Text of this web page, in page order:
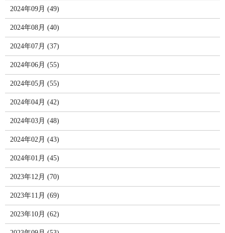
2024年09月 (49)
2024年08月 (40)
2024年07月 (37)
2024年06月 (55)
2024年05月 (55)
2024年04月 (42)
2024年03月 (48)
2024年02月 (43)
2024年01月 (45)
2023年12月 (70)
2023年11月 (69)
2023年10月 (62)